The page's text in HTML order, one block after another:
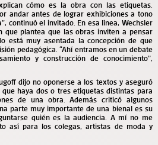
cómo es la obra con las etiquetas.
andar antes de lograr exhibiciones a tono
continuó el invitado. En esa línea, Wechsler
que plantea que las obras inviten a pensar
está muy asentada la concepción de que
pedagógica. “Ahí entramos en un debate
y construcción de conocimiento”,
dijo no oponerse a los textos y aseguró
que haya dos o tres etiquetas distintas para
de una obra. Además criticó algunos
parte muy importante de una bienal es su
quién es la audiencia. A mí no me
así para los colegas, artistas de moda y